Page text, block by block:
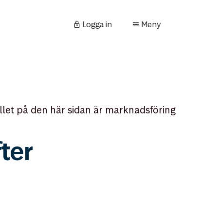
Logga in Meny
på den här sidan är marknadsföring